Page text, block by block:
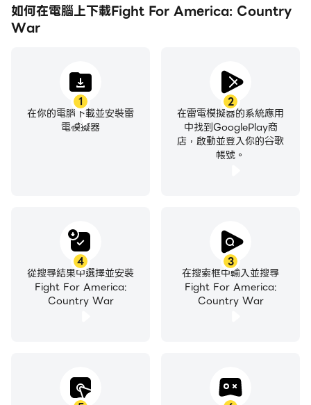
如何在電腦上下載Fight For America: Country
War
1
在你的電腦下載並安裝雷
電模擬器
2
在雷電模擬器的系統應用
中找到GooglePlay商
店，啟動並登入你的谷歌
帳號。
3
在搜索框中輸入並搜尋
Fight For America:
Country War
4
從搜尋結果中選擇並安裝
Fight For America:
Country War